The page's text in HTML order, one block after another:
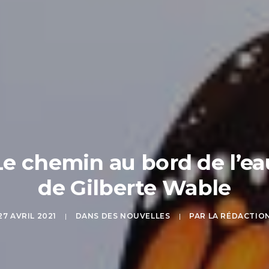
chemin au bord de
de Gilberte Wable
AVRIL 2021 | DANS DES NOUVELLES | PARLA